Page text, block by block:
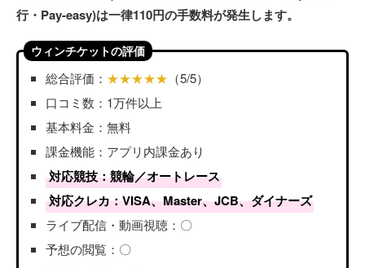
行・Pay-easy)は一律110円の手数料が発生します。
ウィンチケットの評価
総合評価： ★★★★★ （5/5）
口コミ数：1万件以上
基本料金：無料
課金機能：アプリ内課金あり
対応競技：競輪／オートレース
対応クレカ：VISA、Master、JCB、ダイナーズ
ライブ配信・動画視聴：〇
予想の閲覧：〇